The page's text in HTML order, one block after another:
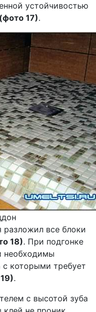
устойчивостью
(фото 17).
все блоки
18). При подгонке
необходимы
с которыми требует
.
с высотой зуба